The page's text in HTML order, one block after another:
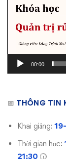
00:00
📅 THÔNG TIN
Khai giảng:
Thời gian học:
21:30 🕡